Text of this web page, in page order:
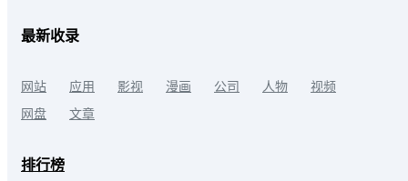
最新收录
网站 应用 影视 漫画 公司 人物
视频
网盘
文章
排行榜